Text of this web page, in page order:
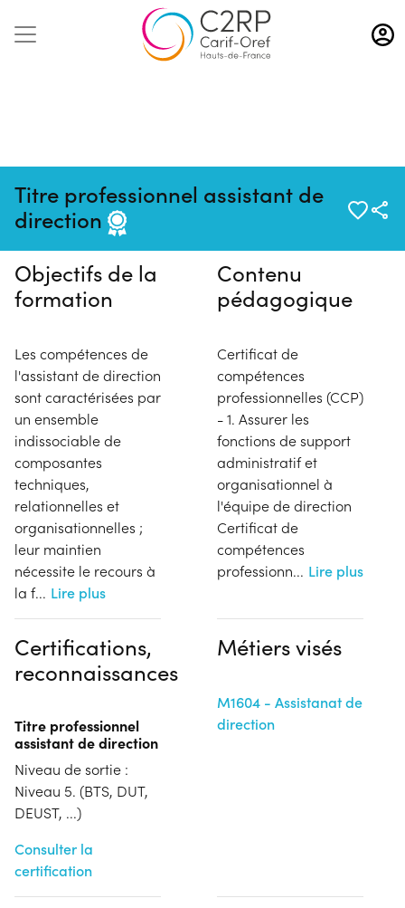
Aller
au
contenu
Titre professionnel assistant de
direction
Pas de session programmée en
ce moment
Objectifs de la
formation
Les compétences de
l'assistant de direction
sont caractérisées par
un ensemble
indissociable de
composantes
techniques,
relationnelles et
organisationnelles ;
leur maintien
nécessite le recours à
la f... Lire plus
Contenu
pédagogique
Certificat de
compétences
professionnelles (CCP)
- 1. Assurer les
fonctions de support
administratif et
organisationnel à
l'équipe de direction
Certificat de
compétences
professionn... Lire plus
Certifications,
reconnaissances
Titre professionnel
assistant de direction
Niveau de sortie :
Niveau 5. (BTS, DUT,
DEUST, ...)
Consulter la
certification
Métiers visés
M1604 - Assistanat de
direction